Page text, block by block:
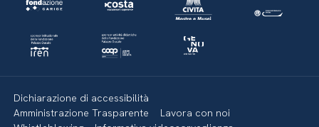
Dichiarazione di accessibilità
Amministrazione Trasparente
Lavora con noi